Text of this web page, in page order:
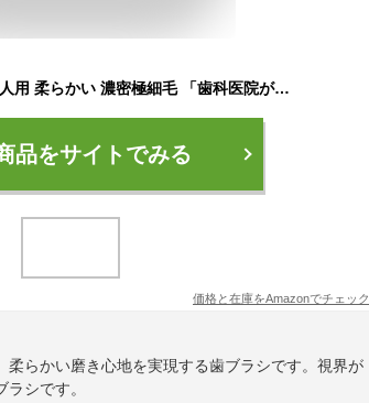
Dr T's 歯ブラシ 絹 大人用 柔らかい 濃密極細毛 「歯科医院が設計作成した最高級歯ブラシ」 歯周ポケット 歯周病ケア (ゴールド)
品をサイトでみる
価格と在庫をAmazonでチェック
柔らかい磨き心地を実現する歯ブラシです。視界が
シです。